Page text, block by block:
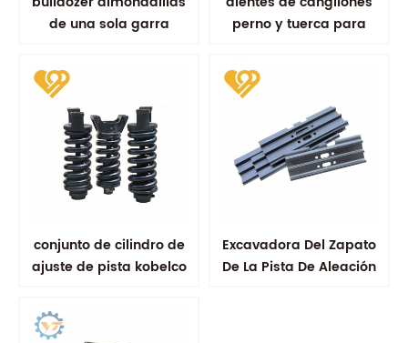
de una sola garra
perno y tuerca para
conjunto de cilindro de
ajuste de pista kobelco
Excavadora Del Zapato
De La Pista De Aleación